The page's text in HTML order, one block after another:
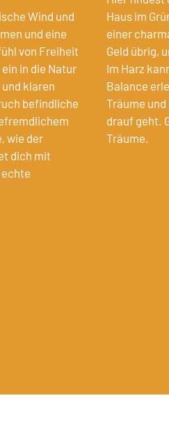
Wind und
und eine
von Freiheit
in die Natur
klaren
befindliche
wie der
dich mit
Haus im
einer
Geld übrig,
Im Harz
Balance
Träume
drauf geht.
Träume.